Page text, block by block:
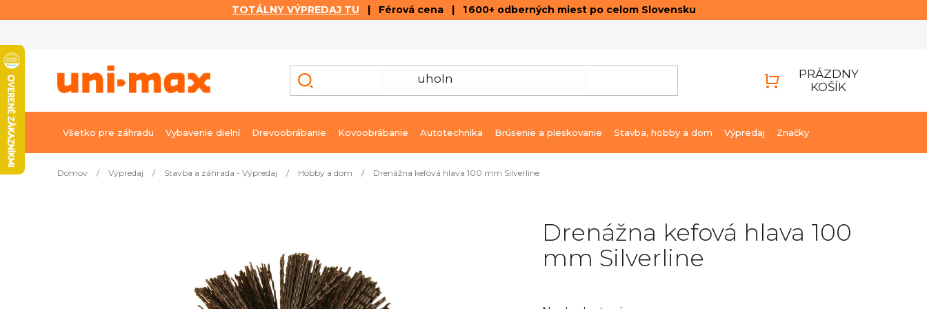
TOTÁLNY VÝPREDAJ TU | Férová cena | 1 600+ odberných miest po celom Slovensku
obsah
KOŠÍK
PRÁZDNY
KOŠÍK
Všetko pre záhradu Vybavenie dielní Drevoobrábanie Kovoobrábanie Autotechnika Brúsenie a pieskovanie Stavba, hobby a dom Výpredaj Značky
Domov / Výpredaj / Stavba a záhrada - Výpredaj / Hobby a dom / Drenážna kefová hlava 100 mm Silverline
Drenážna kefová hlava 100
mm Silverline